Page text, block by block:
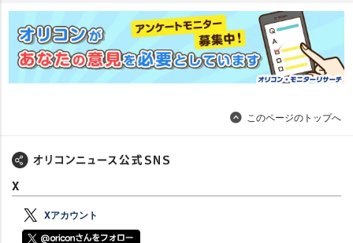
このページのトップへ
X
Xアカウント